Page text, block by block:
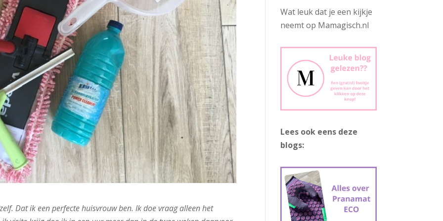
Dat ik een perfecte huisvrouw ben. Ik doe vraag alleen het
Wat leuk dat je een kijkje
neemt op Mamagisch.nl
Lees ook eens deze
blogs: